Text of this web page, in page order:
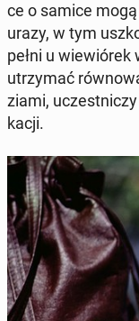
ce o samice
urazy, w tym
pełni u
utrzy­mać
zia­mi,
ka­cji.